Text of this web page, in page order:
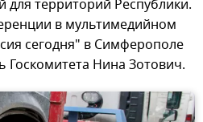
для территорий Республики.
в мультимедийном
сегодня" в Симферополе
Госкомитета Нина Зотович.